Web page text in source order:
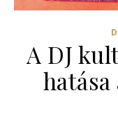
A DJ